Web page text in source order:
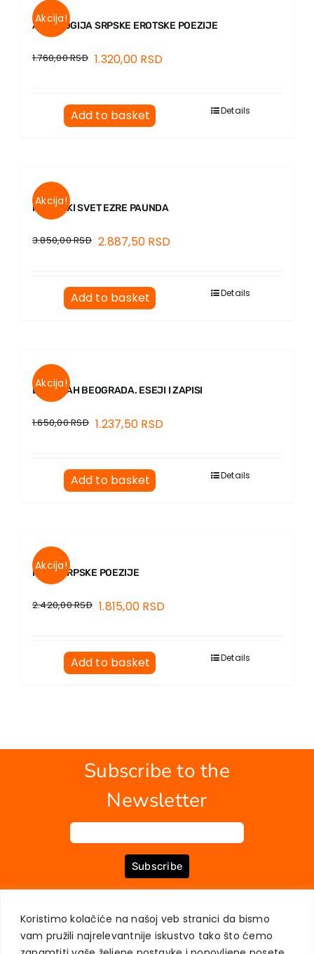
Koristimo kolačiće na našoj veb stranici da bismo
vam pružili najrelevantnije iskustvo tako što ćemo
Akcija!
ANTOLOGIJA SRPSKE EROTSKE POEZIJE
1.760,00RSD 1.320,00 RSD
Add to basket Details
Akcija!
PESNIČKI SVET EZRE PAUNDA
3.850,00RSD 2.887,50 RSD
Add to basket Details
Akcija!
DUH I DAH BEOGRADA. ESEJI I ZAPISI
1.650,00RSD 1.237,50 RSD
Add to basket Details
Akcija!
MAPA SRPSKE POEZIJE
2.420,00RSD 1.815,00 RSD
Add to basket Details
Subscribe to the
Newsletter
Subscribe
USER PRIVACY PROTECTION